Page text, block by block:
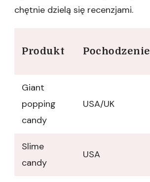
chętnie dzielą się recenzjami.
Produkt Pochodzenie
Giant
popping
candy
USA/UK
Slime
candy
USA